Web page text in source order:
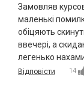
Замовляв
маленькі
обіцяють
ввечері, а
легенько
Відповісти 14